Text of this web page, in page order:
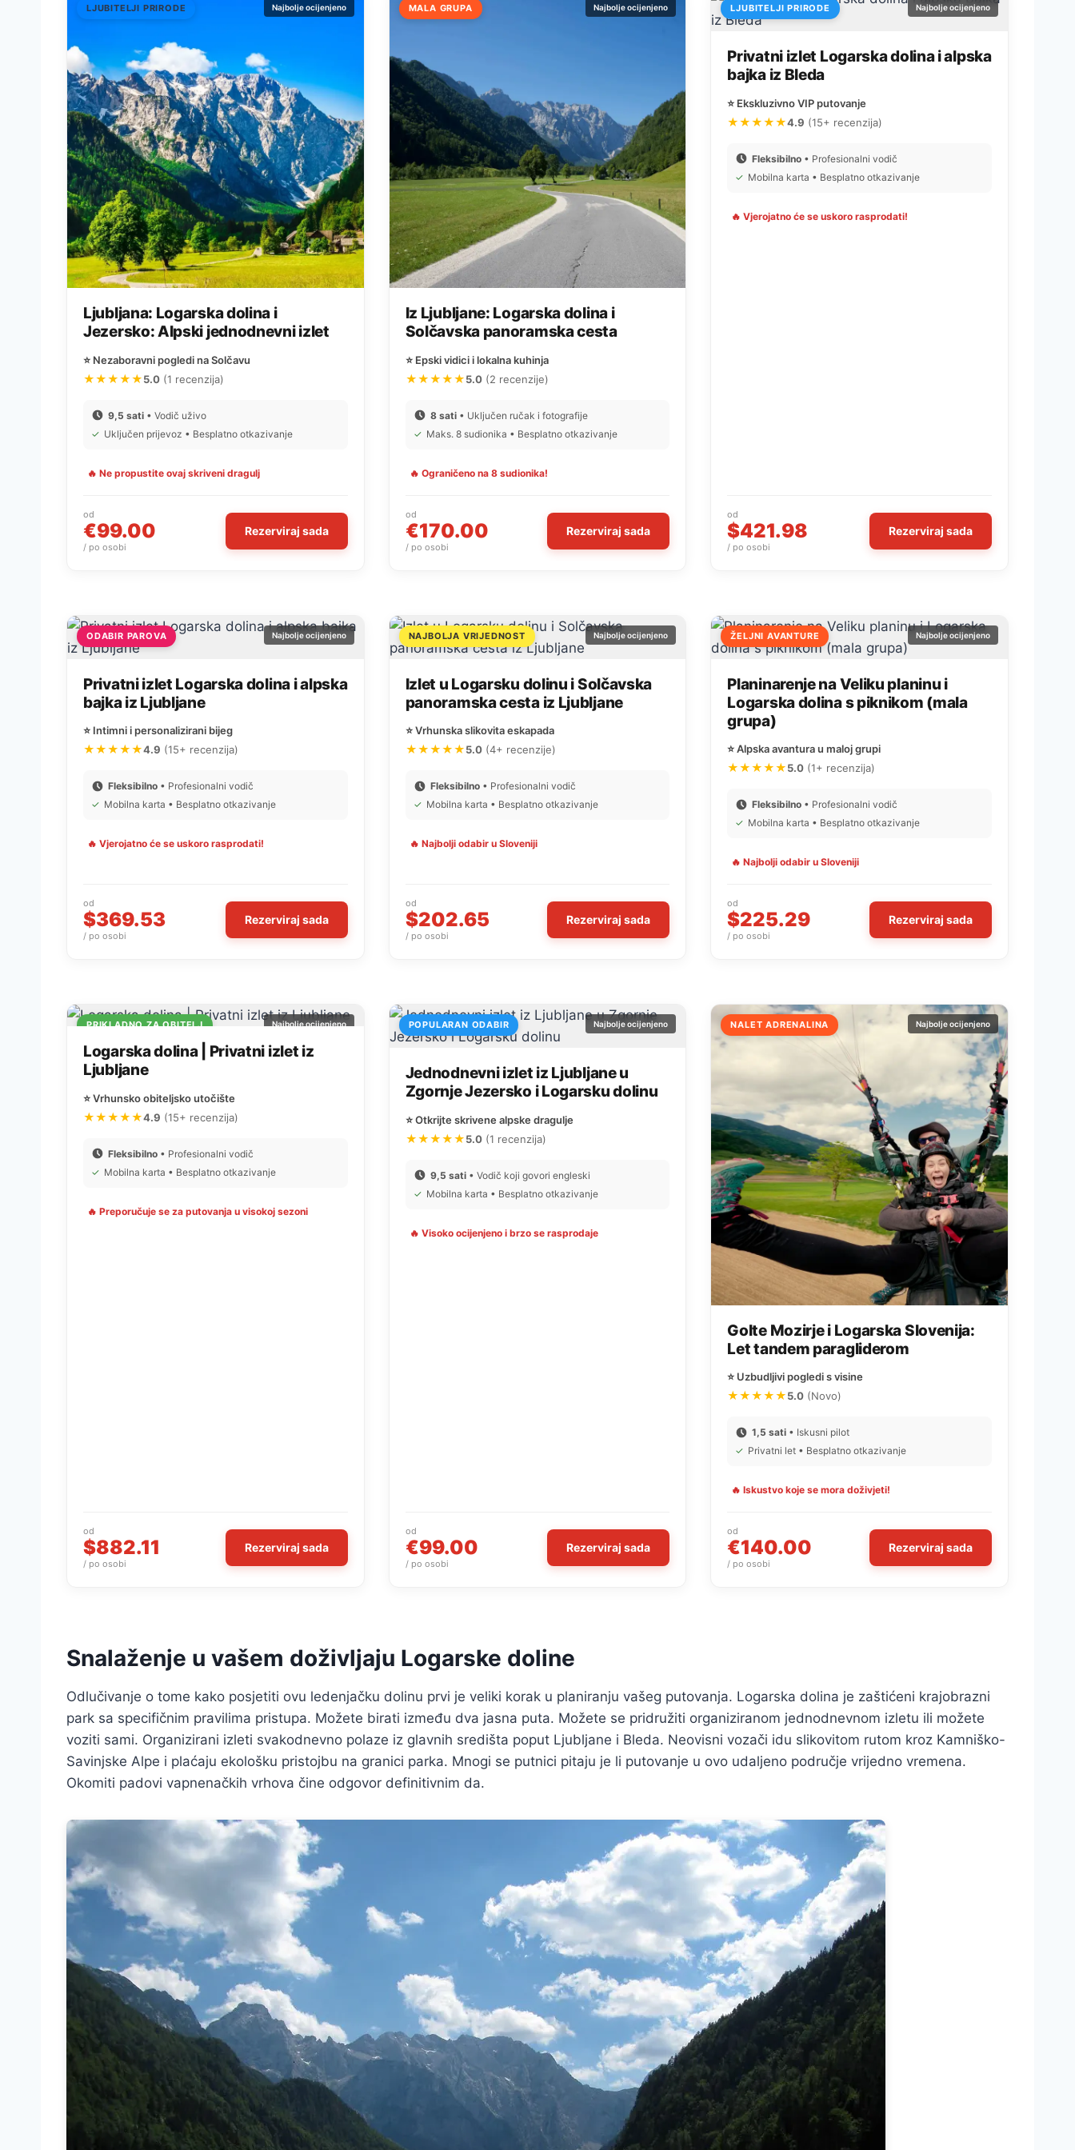
LJUBITELJI PRIRODE Najbolje ocijenjeno
Ljubljana: Logarska dolina i
Jezersko: Alpski jednodnevni izlet
⭐ Nezaboravni pogledi na Solčavu
★★★★★5.0 (1 recenzija)
9,5 sati • Vodič uživo
✓ Uključen prijevoz • Besplatno otkazivanje
🔥 Ne propustite ovaj skriveni dragulj
od
€99.00
/ po osobi
Rezerviraj sada
MALA GRUPA Najbolje ocijenjeno
Iz Ljubljane: Logarska dolina i
Solčavska panoramska cesta
⭐ Epski vidici i lokalna kuhinja
★★★★★5.0(2 recenzije)
8 sati• Uključen ručak i fotografije
✓ Maks. 8 sudionika • Besplatno otkazivanje
🔥 Ograničeno na 8 sudionika!
od
€170.00
/ po osobi
Rezerviraj sada
LJUBITELJI PRIRODE Najbolje ocijenjeno
Privatni izlet Logarska dolina i alpska
bajka iz Bleda
⭐ Ekskluzivno VIP putovanje
★★★★★4.9 (15+ recenzija)
Fleksibilno • Profesionalni vodič
✓ Mobilna karta • Besplatno otkazivanje
🔥 Vjerojatno će se uskoro rasprodati!
od
$421.98
/ po osobi
Rezerviraj sada
ODABIR PAROVA Najbolje ocijenjeno
Privatni izlet Logarska dolina i alpska
bajka iz Ljubljane
⭐ Intimni i personalizirani bijeg
★★★★★4.9 (15+ recenzija)
Fleksibilno • Profesionalni vodič
✓ Mobilna karta • Besplatno otkazivanje
🔥 Vjerojatno će se uskoro rasprodati!
od
$369.53
/ po osobi
Rezerviraj sada
NAJBOLJA VRIJEDNOST Najbolje ocijenjeno
Izlet u Logarsku dolinu i Solčavska
panoramska cesta iz Ljubljane
⭐ Vrhunska slikovita eskapada
★★★★★5.0(4+ recenzije)
Fleksibilno• Profesionalni vodič
✓ Mobilna karta • Besplatno otkazivanje
🔥 Najbolji odabir u Sloveniji
od
$202.65
/ po osobi
Rezerviraj sada
ŽELJNI AVANTURE Najbolje ocijenjeno
Planinarenje na Veliku planinu i
Logarska dolina s piknikom (mala
grupa)
⭐ Alpska avantura u maloj grupi
★★★★★5.0 (1+ recenzija)
Fleksibilno • Profesionalni vodič
✓ Mobilna karta • Besplatno otkazivanje
🔥 Najbolji odabir u Sloveniji
od
$225.29
/ po osobi
Rezerviraj sada
PRIKLADNO ZA OBITELJ Najbolje ocijenjeno
Logarska dolina | Privatni izlet iz
Ljubljane
⭐ Vrhunsko obiteljsko utočište
★★★★★4.9 (15+ recenzija)
Fleksibilno • Profesionalni vodič
✓ Mobilna karta • Besplatno otkazivanje
🔥 Preporučuje se za putovanja u visokoj sezoni
od
$882.11
/ po osobi
Rezerviraj sada
POPULARAN ODABIR Najbolje ocijenjeno
Jednodnevni izlet iz Ljubljane u
Zgornje Jezersko i Logarsku dolinu
⭐ Otkrijte skrivene alpske dragulje
★★★★★5.0(1 recenzija)
9,5 sati• Vodič koji govori engleski
✓ Mobilna karta • Besplatno otkazivanje
🔥 Visoko ocijenjeno i brzo se rasprodaje
od
€99.00
/ po osobi
Rezerviraj sada
NALET ADRENALINA Najbolje ocijenjeno
Golte Mozirje i Logarska Slovenija:
Let tandem paragliderom
⭐ Uzbudljivi pogledi s visine
★★★★★5.0 (Novo)
1,5 sati • Iskusni pilot
✓ Privatni let • Besplatno otkazivanje
🔥 Iskustvo koje se mora doživjeti!
od
€140.00
/ po osobi
Rezerviraj sada
Snalaženje u vašem doživljaju Logarske doline
Odlučivanje o tome kako posjetiti ovu ledenjačku dolinu prvi je veliki korak u planiranju vašeg putovanja. Logarska dolina je zaštićeni krajobrazni
park sa specifičnim pravilima pristupa. Možete birati između dva jasna puta. Možete se pridružiti organiziranom jednodnevnom izletu ili možete
voziti sami. Organizirani izleti svakodnevno polaze iz glavnih središta poput Ljubljane i Bleda. Neovisni vozači idu slikovitom rutom kroz Kamniško-
Savinjske Alpe i plaćaju ekološku pristojbu na granici parka. Mnogi se putnici pitaju je li putovanje u ovo udaljeno područje vrijedno vremena.
Okomiti padovi vapnenačkih vrhova čine odgovor definitivnim da.